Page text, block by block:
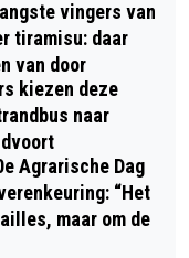
vingers van
tiramisu: daar
van door
kiezen deze
naar
Agrarische Dag
“Het
maar om de